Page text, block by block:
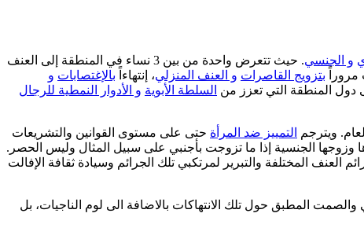
و الجنسي
. حيث تتعرض واحدة من بين 3 نساء في المنطقة إلى العنف
مروراً بتزويج القاصرات و العنف المنزلي، إنتهاءاً بالإغتصابات و
دول المنطقة التي تعزز من السلطة الأبوية و الأدوار النمطية للرجال
ويترجم التمييز ضد المرأة حتى على مستوى القوانين والتشريعات
وزوجها الجنسية إذا ما تزوجت بأجنبي على سبيل المثال وليس الحصر.
المختلفة والتبرير لمرتكبي تلك الجرائم وسيادة ثقافة الإفالت
المطبق حول تلك الانتهاكات بالاضافة الى لوم الناجيات، بل